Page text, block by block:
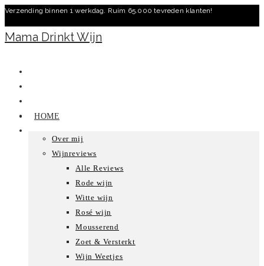
Ga
naar
inhoud
Verzending binnen 1 werkdag. Ruim 65.000 tevreden klanten!
Mama Drinkt Wijn
HOME
Over mij
Wijnreviews
Alle Reviews
Rode wijn
Witte wijn
Rosé wijn
Mousserend
Zoet & Versterkt
Wijn Weetjes